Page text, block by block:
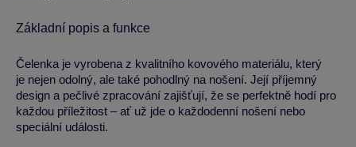
Základní popis a funkce
Čelenka je vyrobena z kvalitního kovového materiálu, který
je nejen odolný, ale také pohodlný na nošení. Její příjemný
design a pečlivé zpracování zajišťují, že se perfektně hodí pro
každou příležitost – ať už jde o každodenní nošení nebo
speciální události.